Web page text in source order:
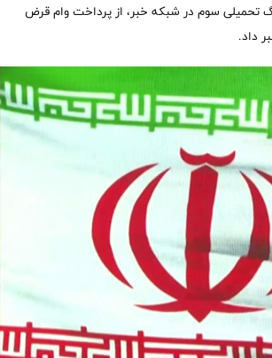
تحمیلی سوم در شبکه خبر، از پرداخت وام قرض